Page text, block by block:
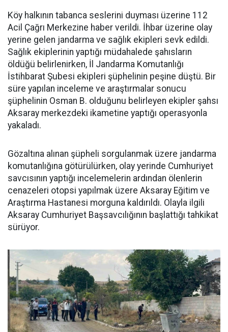
Köy halkının tabanca seslerini duyması üzerine 112
Acil Çağrı Merkezine haber verildi. İhbar üzerine olay
yerine gelen jandarma ve sağlık ekipleri sevk edildi.
Sağlık ekiplerinin yaptığı müdahalede şahısların
öldüğü belirlenirken, İl Jandarma Komutanlığı
İstihbarat Şubesi ekipleri şüphelinin peşine düştü. Bir
süre yapılan inceleme ve araştırmalar sonucu
şüphelinin Osman B. olduğunu belirleyen ekipler şahsı
Aksaray merkezdeki ikametine yaptığı operasyonla
yakaladı.
Gözaltına alınan şüpheli sorgulanmak üzere jandarma
komutanlığına götürülürken, olay yerinde Cumhuriyet
savcısının yaptığı incelemelerin ardından ölenlerin
cenazeleri otopsi yapılmak üzere Aksaray Eğitim ve
Araştırma Hastanesi morguna kaldırıldı. Olayla ilgili
Aksaray Cumhuriyet Başsavcılığının başlattığı tahkikat
sürüyor.